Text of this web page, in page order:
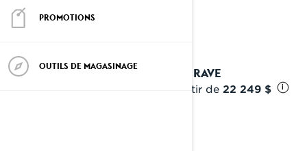
PROMOTIONS
OUTILS DE MAGASINAGE 2024 RAVE
À partir de 22 249 $ i